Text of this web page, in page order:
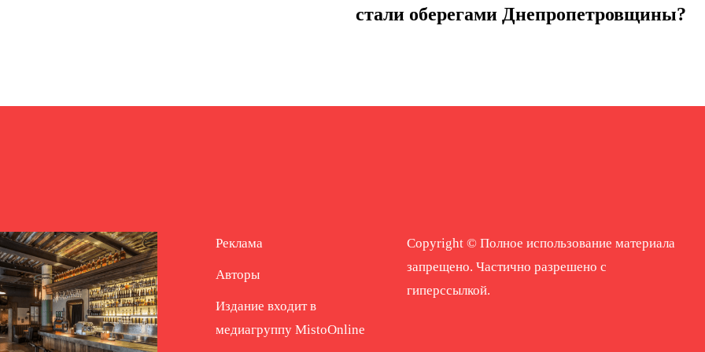
стали оберегами Днепропетровщины?
Реклама
Авторы
Издание входит в
медиагруппу MistoOnline
Copyright © Полное использование материала
запрещено. Частично разрешено с
гиперссылкой.